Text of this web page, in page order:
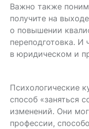
Важно также
получите на
о повышении
переподготовка. И
в юридическом и
Психологические
способ «заняться
изменений. Они
профессии,